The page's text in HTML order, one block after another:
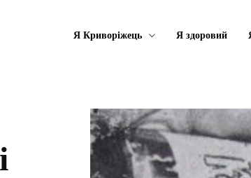
Я Криворіжець Я здоровий